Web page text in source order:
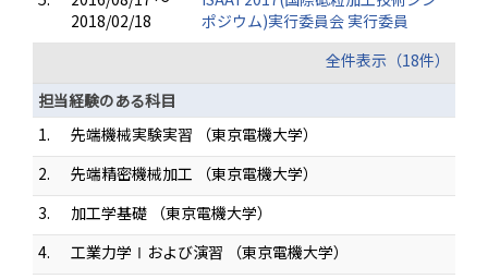
2018/02/18
ポジウム)実行委員会 実行委員
全件表示（18件）
担当経験のある科目
1.
先端機械実験実習 （東京電機大学）
2.
先端精密機械加工 （東京電機大学）
3.
加工学基礎 （東京電機大学）
4.
工業力学Ⅰおよび演習 （東京電機大学）